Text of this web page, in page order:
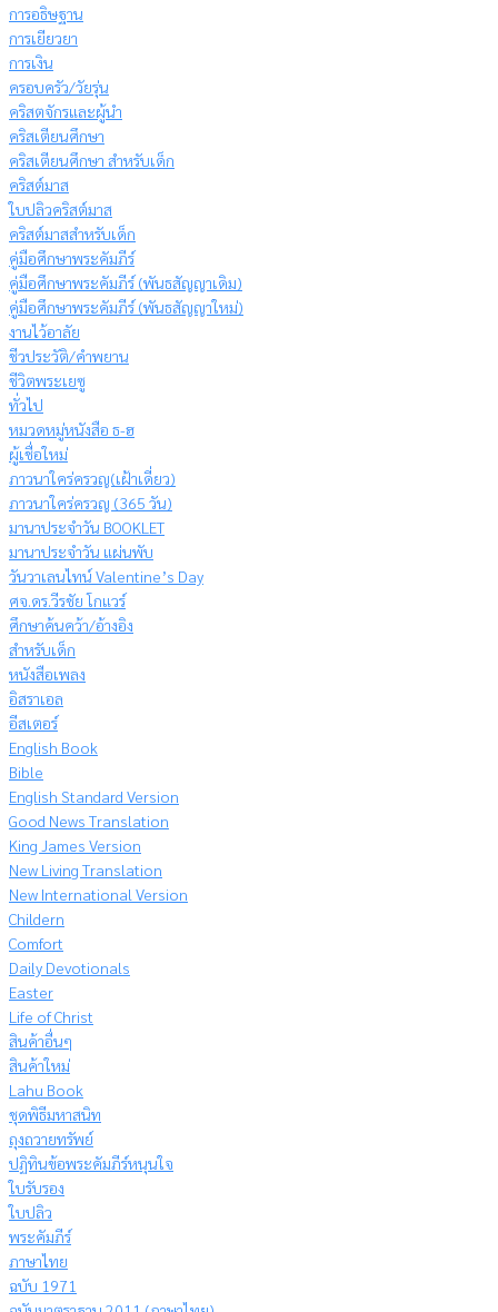
การอธิษฐาน
การเยียวยา
การเงิน
ครอบครัว/วัยรุ่น
คริสตจักรและผู้นำ
คริสเตียนศึกษา
คริสเตียนศึกษา สำหรับเด็ก
คริสต์มาส
ใบปลิวคริสต์มาส
คริสต์มาสสำหรับเด็ก
คู่มือศึกษาพระคัมภีร์
คู่มือศึกษาพระคัมภีร์ (พันธสัญญาเดิม)
คู่มือศึกษาพระคัมภีร์ (พันธสัญญาใหม่)
งานไว้อาลัย
ชีวประวัติ/คำพยาน
ชีวิตพระเยซู
ทั่วไป
หมวดหมู่หนังสือ ธ-ฮ
ผู้เชื่อใหม่
ภาวนาใคร่ครวญ(เฝ้าเดี่ยว)
ภาวนาใคร่ครวญ (365 วัน)
มานาประจำวัน BOOKLET
มานาประจำวัน แผ่นพับ
วันวาเลนไทน์ Valentine’s Day
ศจ.ดร.วีรชัย โกแวร์
ศึกษาค้นคว้า/อ้างอิง
สำหรับเด็ก
หนังสือเพลง
อิสราเอล
อีสเตอร์
English Book
Bible
English Standard Version
Good News Translation
King James Version
New Living Translation
New International Version
Childern
Comfort
Daily Devotionals
Easter
Life of Christ
สินค้าอื่นๆ
สินค้าใหม่
Lahu Book
ชุดพิธีมหาสนิท
ถุงถวายทรัพย์
ปฏิทินข้อพระคัมภีร์หนุนใจ
ใบรับรอง
ใบปลิว
พระคัมภีร์
ภาษาไทย
ฉบับ 1971